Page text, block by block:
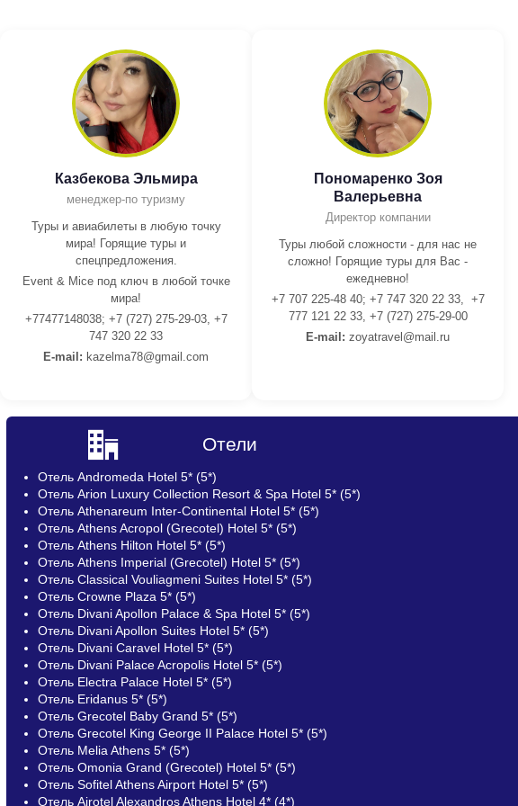
Казбекова Эльмира
менеджер-по туризму
Туры и авиабилеты в любую точку
мира! Горящие туры и
спецпредложения.
Event & Mice под ключ в любой точке
мира!
+77477148038; +7 (727) 275-29-03, +7
747 320 22 33
E-mail: kazelma78@gmail.com
Пономаренко Зоя
Валерьевна
Директор компании
Туры любой сложности - для нас не
сложно! Горящие туры для Вас -
ежедневно!
+7 707 225-48 40; +7 747 320 22 33, +7
777 121 22 33, +7 (727) 275-29-00
E-mail: zoyatravel@mail.ru
Отели
Отель Andromeda Hotel 5* (5*)
Отель Arion Luxury Collection Resort & Spa Hotel 5* (5*)
Отель Athenareum Inter-Continental Hotel 5* (5*)
Отель Athens Acropol (Grecotel) Hotel 5* (5*)
Отель Athens Hilton Hotel 5* (5*)
Отель Athens Imperial (Grecotel) Hotel 5* (5*)
Отель Classical Vouliagmeni Suites Hotel 5* (5*)
Отель Crowne Plaza 5* (5*)
Отель Divani Apollon Palace & Spa Hotel 5* (5*)
Отель Divani Apollon Suites Hotel 5* (5*)
Отель Divani Caravel Hotel 5* (5*)
Отель Divani Palace Acropolis Hotel 5* (5*)
Отель Electra Palace Hotel 5* (5*)
Отель Eridanus 5* (5*)
Отель Grecotel Baby Grand 5* (5*)
Отель Grecotel King George II Palace Hotel 5* (5*)
Отель Melia Athens 5* (5*)
Отель Omonia Grand (Grecotel) Hotel 5* (5*)
Отель Sofitel Athens Airport Hotel 5* (5*)
Отель Airotel Alexandros Athens Hotel 4* (4*)